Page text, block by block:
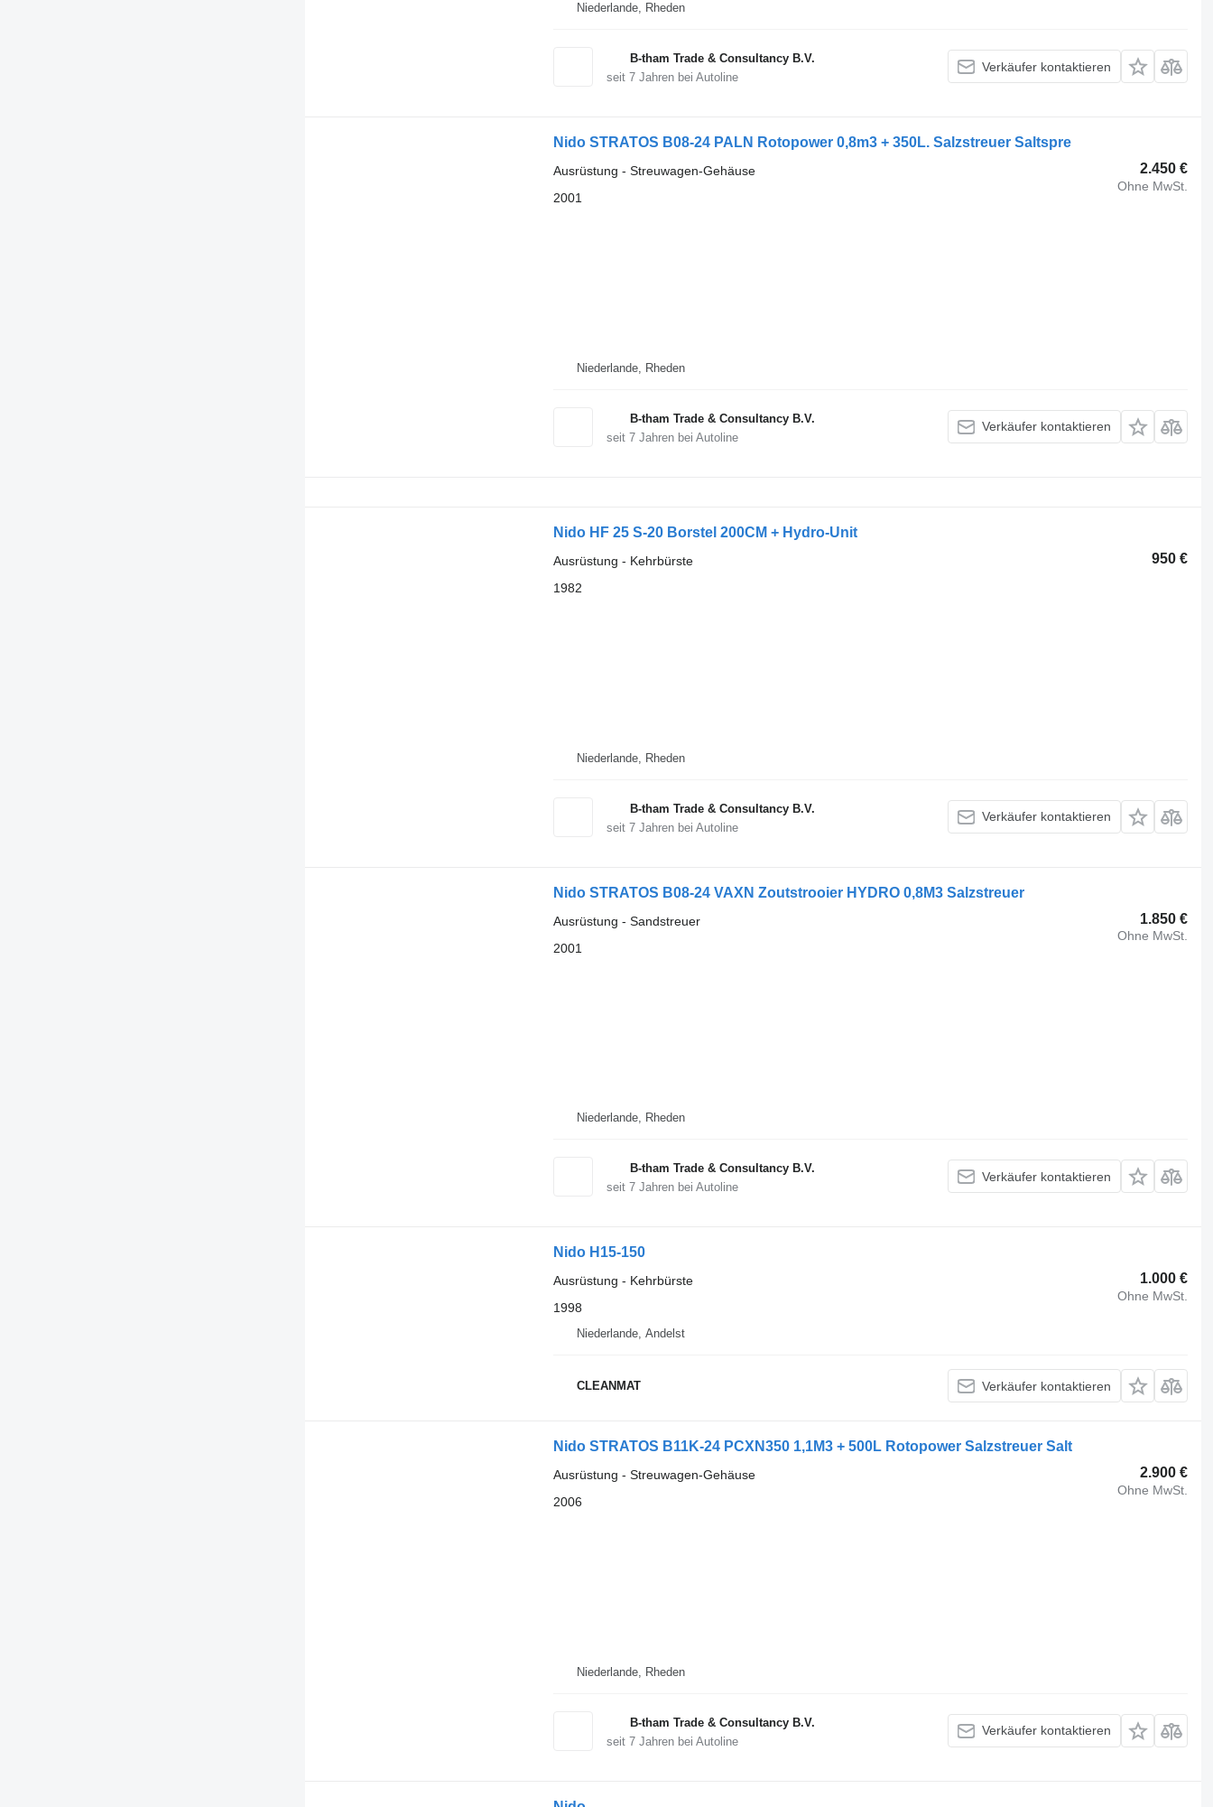
Niederlande, Rheden
B-tham Trade & Consultancy B.V.
seit 7Jahren bei Autoline
Verkäufer kontaktieren
Nido STRATOS B08-24 PALN Rotopower 0,8m3 + 350L. Salzstreuer Saltspre
2.450 €
Ohne MwSt.
Ausrüstung - Streuwagen-Gehäuse
2001
Niederlande, Rheden
B-tham Trade & Consultancy B.V.
seit 7Jahren bei Autoline
Verkäufer kontaktieren
Nido HF 25 S-20 Borstel 200CM + Hydro-Unit
950 €
Ausrüstung - Kehrbürste
1982
Niederlande, Rheden
B-tham Trade & Consultancy B.V.
seit 7Jahren bei Autoline
Verkäufer kontaktieren
Nido STRATOS B08-24 VAXN Zoutstrooier HYDRO 0,8M3 Salzstreuer
1.850 €
Ohne MwSt.
Ausrüstung - Sandstreuer
2001
Niederlande, Rheden
B-tham Trade & Consultancy B.V.
seit 7Jahren bei Autoline
Verkäufer kontaktieren
Nido H15-150
1.000 €
Ohne MwSt.
Ausrüstung - Kehrbürste
1998
Niederlande, Andelst
CLEANMAT Verkäufer kontaktieren
Nido STRATOS B11K-24 PCXN350 1,1M3 + 500L Rotopower Salzstreuer Salt
2.900 €
Ohne MwSt.
Ausrüstung - Streuwagen-Gehäuse
2006
Niederlande, Rheden
B-tham Trade & Consultancy B.V.
seit 7Jahren bei Autoline
Verkäufer kontaktieren